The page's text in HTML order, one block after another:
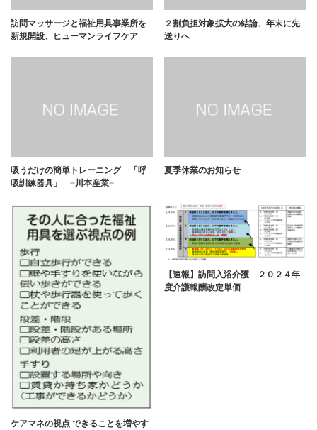
訪問マッサージと福祉用具事業所を
新規開設、ヒューマンライフケア
２割負担対象拡大の結論、年末に先
送りへ
吸うだけの簡単トレーニング 「呼
吸訓練器具」 =川本産業=
夏季休業のお知らせ
ケアマネの視点 できることを増やす
【速報】訪問入浴介護 ２０２４年
度介護報酬改定単価